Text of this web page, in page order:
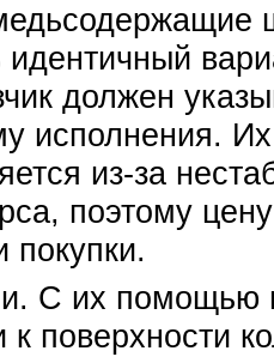
идентичный
должен
исполнения.
из-за
поэтому
покупки.
С их помощью
поверхности